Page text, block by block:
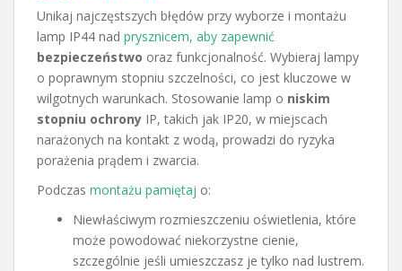
Unikaj najczęstszych błędów przy wyborze i montażu
lamp IP44 nad prysznicem, aby zapewnić
bezpieczeństwo oraz funkcjonalność. Wybieraj lampy
o poprawnym stopniu szczelności, co jest kluczowe w
wilgotnych warunkach. Stosowanie lamp o niskim
stopniu ochrony IP, takich jak IP20, w miejscach
narażonych na kontakt z wodą, prowadzi do ryzyka
porażenia prądem i zwarcia.
Podczas montażu pamiętaj o:
Niewłaściwym rozmieszczeniu oświetlenia, które
może powodować niekorzystne cienie,
szczególnie jeśli umieszczasz je tylko nad lustrem.